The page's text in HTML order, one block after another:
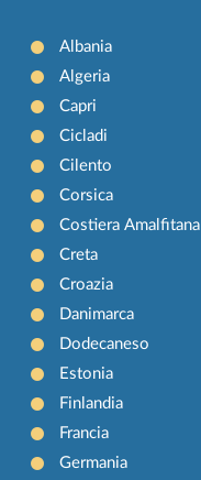
Albania
Algeria
Capri
Cicladi
Cilento
Corsica
Costiera Amalfitana
Creta
Croazia
Danimarca
Dodecaneso
Estonia
Finlandia
Francia
Germania